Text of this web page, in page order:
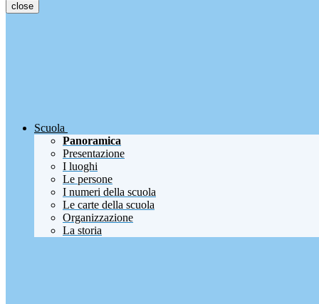
close
Scuola
Panoramica
Presentazione
I luoghi
Le persone
I numeri della scuola
Le carte della scuola
Organizzazione
La storia